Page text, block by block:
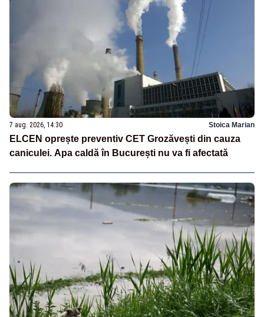
7 aug. 2026, 14:30 Stoica Marian
ELCEN oprește preventiv CET Grozăvești din cauza
caniculei. Apa caldă în București nu va fi afectată